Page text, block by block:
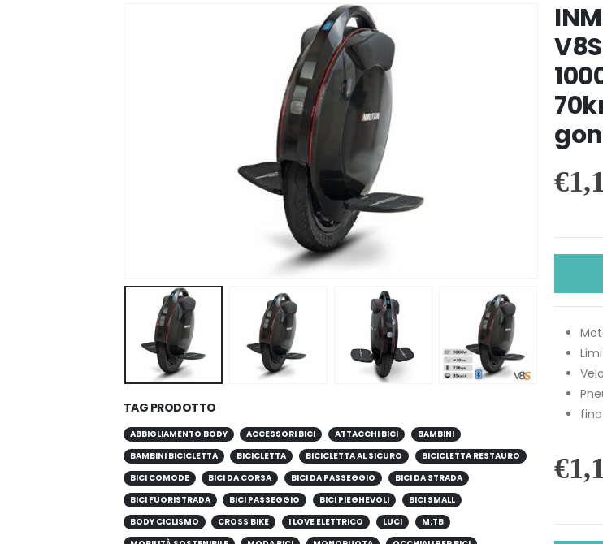
TAG PRODOTTO
ABBIGLIAMENTO BODY ACCESSORI BICI ATTACCHI BICI
BAMBINI
BAMBINI BICICLETTA
BICICLETTA BICICLETTA AL SICURO
BICICLETTA RESTAURO
BICI COMODE
BICI DA CORSA BICI DA PASSEGGIO
BICI DA STRADA
BICI FUORISTRADA
BICI PASSEGGIO BICI PIEGHEVOLI
BICI SMALL
BODY CICLISMO
CROSS BIKE I LOVE ELETTRICO LUCI
M;TB
€
€